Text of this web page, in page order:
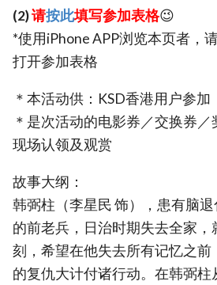
(2)请按此填写参加表格😉
*使用iPhone APP浏览本页者，
打开参加表格
＊本活动供：KSD香港用户参加
＊是次活动的电影券／交换券／
现场认领及观赏
故事大纲：
韩弼柱（李星民 饰），患有脑
的前老兵，日治时期失去全家，
刻，希望在他失去所有记忆之
的复仇大计付诸行动。在韩弼柱